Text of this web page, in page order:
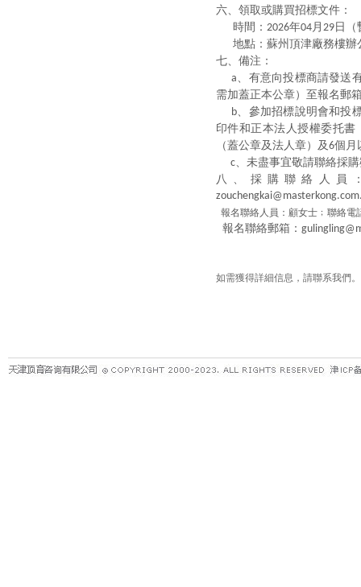
六、領取或購買招標文件：
時間： 2026年04月 29 日（
地點：蘇州頂津廠務樓辦
七、備注：
a、有意向投標商請發送
需加蓋正本公章）至報名郵
b、參加招標說明會和投
印件和正本法人授權委托
（蓋公章及法人章）及6個月
c、未盡事宜敬請聯絡採
八 、採購聯絡人員
報名聯絡人員：顧女士﹔聯絡電
報名聯絡郵箱：
如需獲得詳細信息，請聯系我們。